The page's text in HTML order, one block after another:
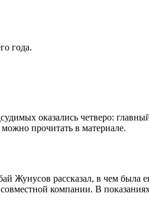
года.
оказались четверо:
прочитать в материале.
рассказал, в чем была
компании. В